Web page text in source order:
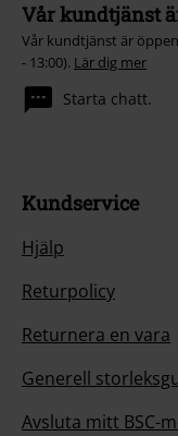
Vår kundtjänst
Vår kundtjänst är
- 13:00). Lär dig mer
Starta chatt.
Kundservice
Hjälp
Returpolicy
Returnera en vara
Generell
Avsluta mitt BSC-